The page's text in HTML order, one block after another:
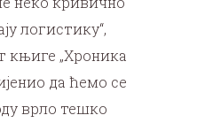
логистику“,
књиге „Хроника
да ћемо се
врло тешко